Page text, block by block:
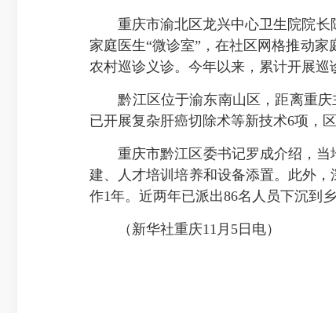
重庆市渝北区龙兴中心卫生院院长
家庭医生“微诊室”，在社区网格推动
农村巡诊义诊。今年以来，累计开展巡
黔江区位于渝东南山区，距离重庆
已开展复杂肝癌切除术等新技术6项，
重庆市黔江区委书记罗成介绍，当
建、人才培训培养和设备添置。此外
作1年。近两年已派出86名人员下沉到
（新华社重庆11月5日电）